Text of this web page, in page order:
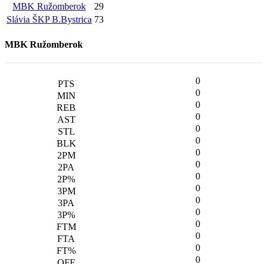
MBK Ružomberok
29
Slávia ŠKP B.Bystrica 73
MBK Ružomberok
0
0
0
0
0
0
0
0
0
0
0
0
0
0
0
0